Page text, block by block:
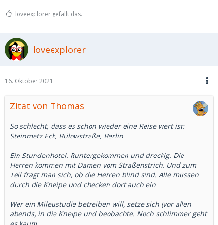
loveexplorer gefällt das.
loveexplorer
16. Oktober 2021
Zitat von Thomas
So schlecht, dass es schon wieder eine Reise wert ist:
Steinmetz Eck, Bülowstraße, Berlin
Ein Stundenhotel. Runtergekommen und dreckig. Die
Herren kommen mit Damen vom Straßenstrich. Und zum
Teil fragt man sich, ob die Herren blind sind. Alle müssen
durch die Kneipe und checken dort auch ein
Wer ein Mileustudie betreiben will, setze sich (vor allen
abends) in die Kneipe und beobachte. Noch schlimmer geht